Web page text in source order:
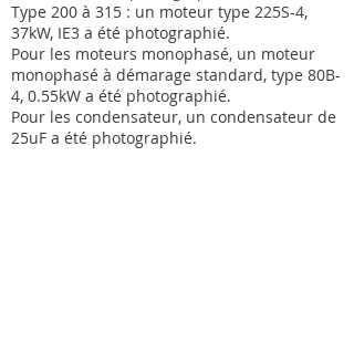
Type 200 à 315 : un moteur type 225S-4,
37kW, IE3 a été photographié.
Pour les moteurs monophasé, un moteur
monophasé à démarage standard, type 80B-
4, 0.55kW a été photographié.
Pour les condensateur, un condensateur de
25uF a été photographié.